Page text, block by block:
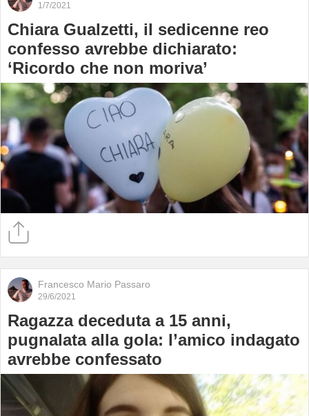
1/7/2021
Chiara Gualzetti, il sedicenne reo
confesso avrebbe dichiarato:
‘Ricordo che non moriva’
Francesco Mario Passaro
29/6/2021
Ragazza deceduta a 15 anni,
pugnalata alla gola: l’amico indagato
avrebbe confessato